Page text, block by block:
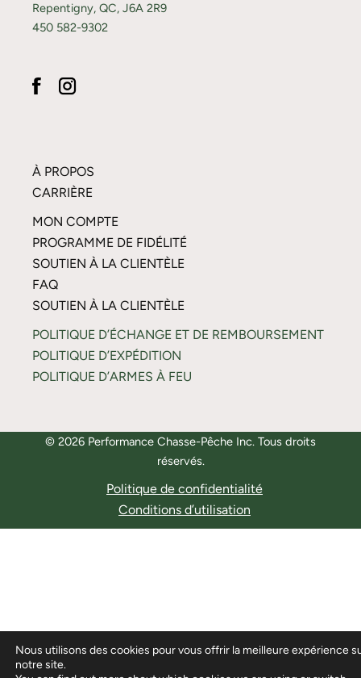
Repentigny, QC, J6A 2R9
450 582-9302
À PROPOS
CARRIÈRE
MON COMPTE
PROGRAMME DE FIDÉLITÉ
SOUTIEN À LA CLIENTÈLE
FAQ
SOUTIEN À LA CLIENTÈLE
POLITIQUE D’ÉCHANGE ET DE REMBOURSEMENT
POLITIQUE D’EXPÉDITION
POLITIQUE D’ARMES À FEU
© 2026 Performance Chasse-Pêche Inc. Tous droits
réservés.
Politique de confidentialité
Conditions d’utilisation
Nous utilisons des cookies pour vous offrir la meilleure expérience
notre site.